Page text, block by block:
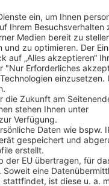
Anmeldung zum
Ab jetzt keine
Ihnen zusätzlich
Jetzt anmelden